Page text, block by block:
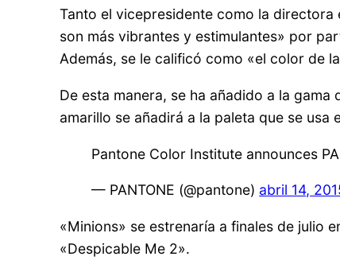
Tanto el vicepresidente como la
son más vibrantes y estimulantes» por
Además, se le calificó como «el color de
De esta manera, se ha añadido a la
amarillo se añadirá a la paleta que se usa
Pantone Color Institute announces
— PANTONE (@pantone) abril 14,
«Minions» se estrenaría a finales de julio
«Despicable Me 2».